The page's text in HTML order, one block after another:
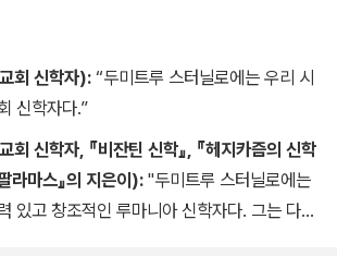
느님의 자녀가 되게 하시는 성령의 생명을 주
다고, 그렇게 성령과 함께 활동하신다고 지속
정교회뿐이다. 정교회 그리스도교인들에게
께서 이루신 최상의 공로로 인해 용서받는, 그
그 효력을 믿음으로써 죄를 용서받고 깨끗해
교회는 인간이 그리스도를 본받아 거룩한
회 신학자): “두미트루 스터닐로에는 우리 시
신학자다.”
회 신학자, 『비잔틴 신학』, 『헤지카즘의 신학
라마스』의 지은이): "두미트루 스터닐로에는
있고 창조적인 루마니아 신학자다. 그는 다른